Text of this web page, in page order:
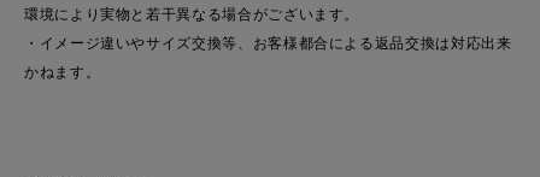
環境により実物と若干異なる場合がございます。
・イメージ違いやサイズ交換等、お客様都合による返品交換は対応出来
かねます。